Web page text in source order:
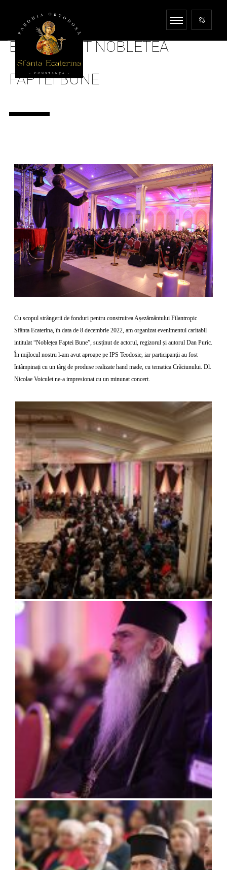
EVENIMENT NOBLETEA
FAPTEI BUNE
Cu scopul strângerii de fonduri pentru construirea Așezământului Filantropic
Sfânta Ecaterina, în data de 8 decembrie 2022, am organizat evenimentul caritabil
intitulat “Noblețea Faptei Bune”, susținut de actorul, regizorul și autorul Dan Puric.
În mijlocul nostru l-am avut aproape pe IPS Teodosie, iar participanții au fost
întâmpinați cu un târg de produse realizate hand made, cu tematica Crăciunului. Dl.
Nicolae Voiculet ne-a impresionat cu un minunat concert.